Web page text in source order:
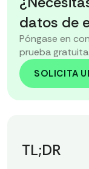
datos de
Póngase en
prueba
SOLICITA
TL;DR